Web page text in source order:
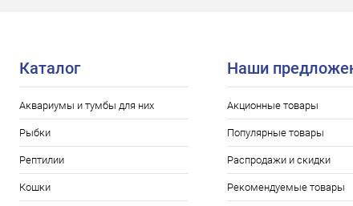
Каталог
Аквариумы и тумбы для них
Рыбки
Рептилии
Кошки
Наши
Акционные товары
Популярные товары
Распродажи и скидки
Рекомендуемые товары